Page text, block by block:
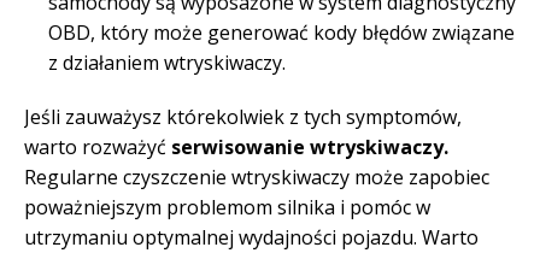
OBD, który może generować kody błędów związane
z działaniem wtryskiwaczy.
Jeśli zauważysz którekolwiek z tych symptomów,
warto rozważyć serwisowanie wtryskiwaczy.
Regularne czyszczenie wtryskiwaczy może zapobiec
poważniejszym problemom silnika i pomóc w
utrzymaniu optymalnej wydajności pojazdu. Warto